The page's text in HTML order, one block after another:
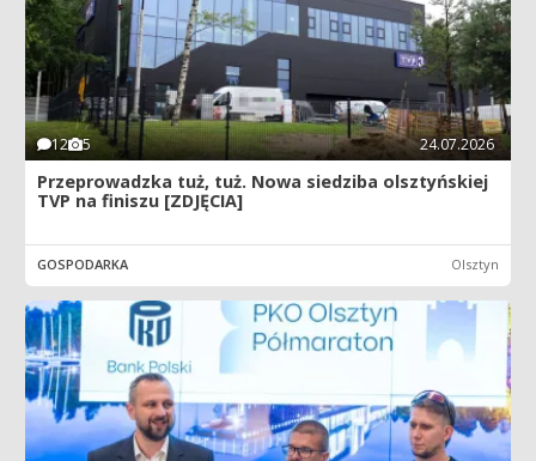
12 5 24.07.2026
Przeprowadzka tuż, tuż. Nowa siedziba olsztyńskiej
TVP na finiszu [ZDJĘCIA]
GOSPODARKA Olsztyn